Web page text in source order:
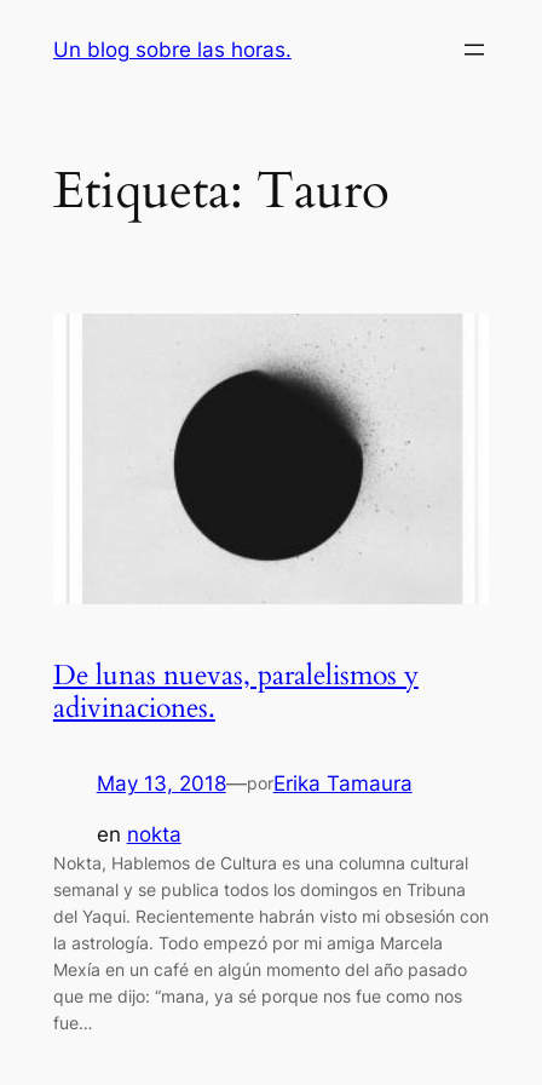
Un blog sobre las horas.
Etiqueta: Tauro
De lunas nuevas, paralelismos y
adivinaciones.
May 13, 2018—porErika Tamaura
en nokta
Nokta, Hablemos de Cultura es una columna cultural
semanal y se publica todos los domingos en Tribuna
del Yaqui. Recientemente habrán visto mi obsesión con
la astrología. Todo empezó por mi amiga Marcela
Mexía en un café en algún momento del año pasado
que me dijo: “mana, ya sé porque nos fue como nos
fue…